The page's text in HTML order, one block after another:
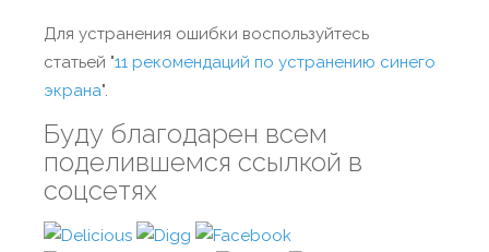
Для устранения ошибки воспользуйтесь
статьей "11 рекомендаций по устранению синего
экрана".
Буду благодарен всем
поделившемся ссылкой в
соцсетях